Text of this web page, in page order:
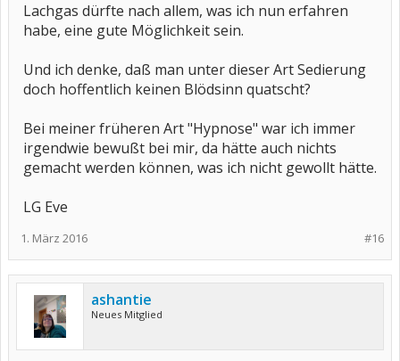
Lachgas dürfte nach allem, was ich nun erfahren
habe, eine gute Möglichkeit sein.
Und ich denke, daß man unter dieser Art Sedierung
doch hoffentlich keinen Blödsinn quatscht?
Bei meiner früheren Art "Hypnose" war ich immer
irgendwie bewußt bei mir, da hätte auch nichts
gemacht werden können, was ich nicht gewollt hätte.
LG Eve
#16
1. März 2016
ashantie
Neues Mitglied